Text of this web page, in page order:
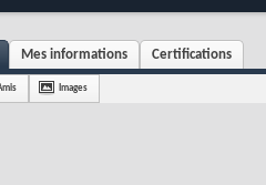
Mes informations Certifications
Images